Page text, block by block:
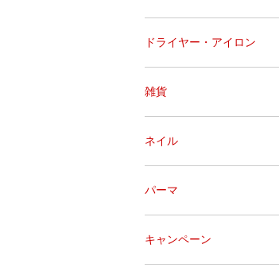
ドライヤー・アイロン
雑貨
ネイル
パーマ
キャンペーン